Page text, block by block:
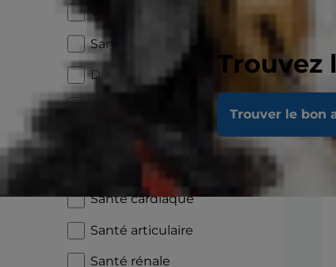
Trouvez
Trouver le bon
Vieillissement
Santé bucco-dentaire
Diabète
Sensibilité alimentaire
Croissance
Santé cardiaque
Santé articulaire
Santé rénale